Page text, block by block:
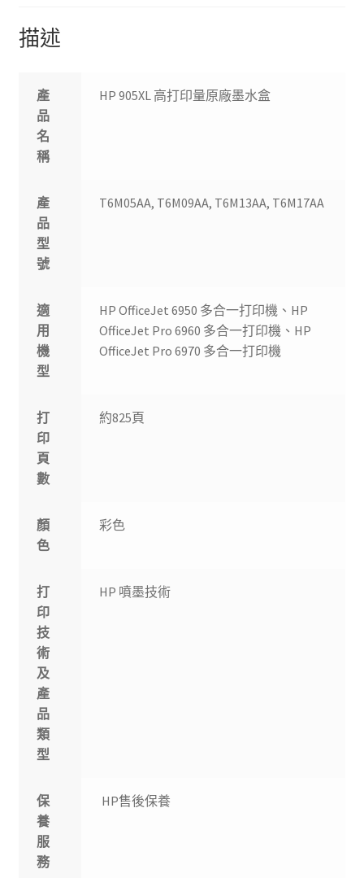
描述
產
品
名
稱
HP 905XL 高打印量原廠墨水盒
產
品
型
號
T6M05AA, T6M09AA, T6M13AA, T6M17AA
適
用
機
型
HP OfficeJet 6950 多合一打印機、HP
OfficeJet Pro 6960 多合一打印機、HP
OfficeJet Pro 6970 多合一打印機
打
印
頁
數
約825頁
顏
色
彩色
打
印
技
術
及
產
品
類
型
HP 噴墨技術
保
養
服
務
HP售後保養